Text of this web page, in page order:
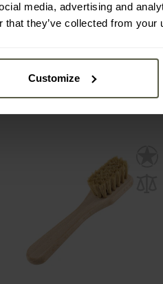
media, advertising and
they’ve collected from
Customize
Odeslání:Ihned